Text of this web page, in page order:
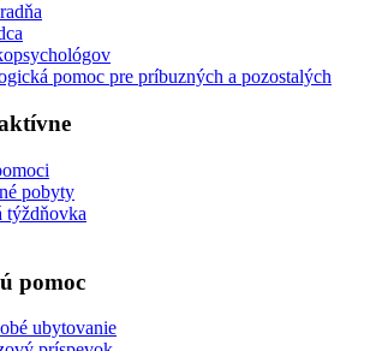
pomoc pre príbuzných a pozostalých
pobyty
týždňovka
pomoc
ubytovanie